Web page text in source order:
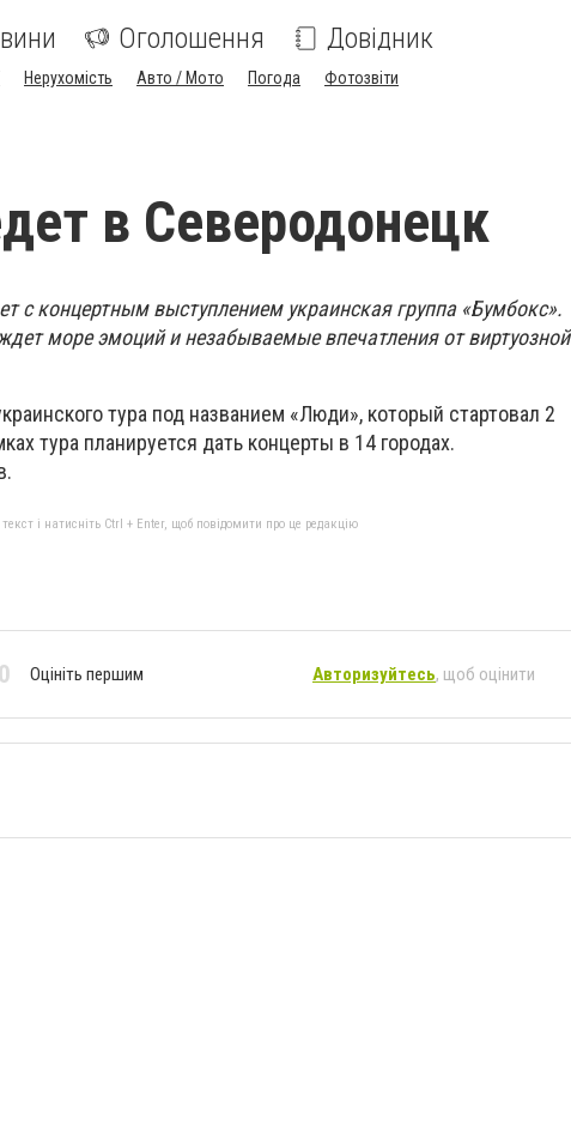
Оголошення Довідник
Нерухомість Авто / Мото Погода Фотозвіти
в Северодонецк
с концертным выступлением украинская группа «Бумбокс».
море эмоций и незабываемые впечатления от виртуозной
тура под названием «Люди», который стартовал 2
тура планируется дать концерты в 14 городах.
і натисніть Ctrl + Enter, щоб повідомити про це редакцію
Оцініть першим Авторизуйтесь, щоб оцінити